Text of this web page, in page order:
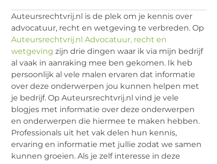
Auteursrechtvrij.nl is de plek om je kennis over
advocatuur, recht en wetgeving te verbreden. Op
Auteursrechtvrij.nl Advocatuur, recht en
wetgeving zijn drie dingen waar ik via mijn bedrijf
al vaak in aanraking mee ben gekomen. Ik heb
persoonlijk al vele malen ervaren dat informatie
over deze onderwerpen jou kunnen helpen met
je bedrijf. Op Auteursrechtvrij.nl vind je vele
blogjes met informatie over deze onderwerpen
en onderwerpen die hiermee te maken hebben.
Professionals uit het vak delen hun kennis,
ervaring en informatie met jullie zodat we samen
kunnen groeien. Als je zelf interesse in deze